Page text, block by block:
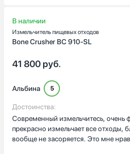
В наличии
Измельчитель пищевых отходов
Bone Crusher BC 910-SL
41 800 руб.
Альбина 5
Достоинства:
Современный измельчитесь, очень
прекрасно измельчает все отходы,
вообще не засоряется. Это мне